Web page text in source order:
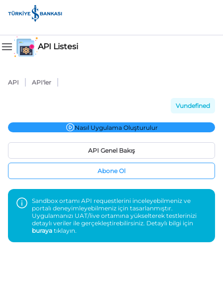
API Listesi
API API'ler
Vundefined
API Genel Bakış
Abone Ol
Nasıl Uygulama Oluşturulur
Sandbox ortamı API requestlerini inceleyebilmeniz ve
portalı deneyimleyebilmeniz için tasarlanmıştır.
Uygulamanızı UAT/live ortamına yükselterek testlerinizi
detaylı veriler ile gerçekleştirebilirsiniz. Detaylı bilgi için
buraya tıklayın.